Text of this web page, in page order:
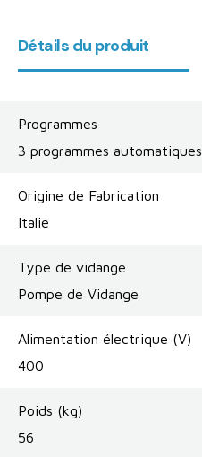
Détails du produit
Programmes
3 programmes automatiques
Origine de Fabrication
Italie
Type de vidange
Pompe de Vidange
Alimentation électrique (V)
400
Poids (kg)
56